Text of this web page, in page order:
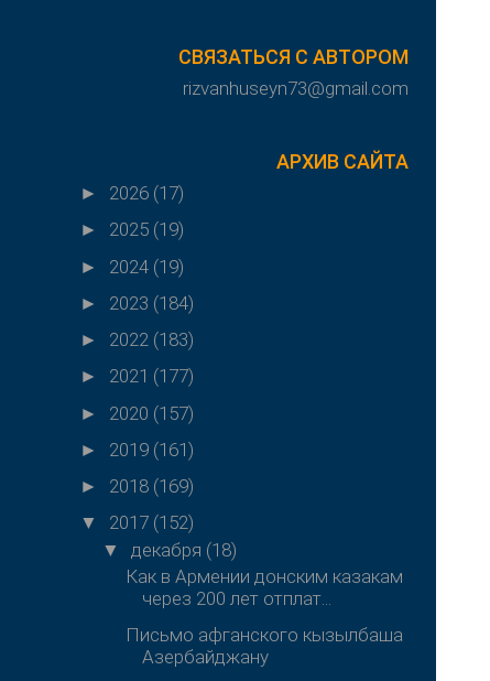
СВЯЗАТЬСЯ С АВТОРОМ
rizvanhuseyn73@gmail.com
АРХИВ САЙТА
► 2026 (17)
► 2025 (19)
► 2024 (19)
► 2023 (184)
► 2022 (183)
► 2021 (177)
► 2020 (157)
► 2019 (161)
► 2018 (169)
▼ 2017 (152)
▼ декабря (18)
Как в Армении донским казакам
через 200 лет отплат...
Письмо афганского кызылбаша
Азербайджану